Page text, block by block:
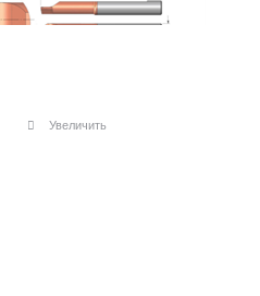
Увеличить